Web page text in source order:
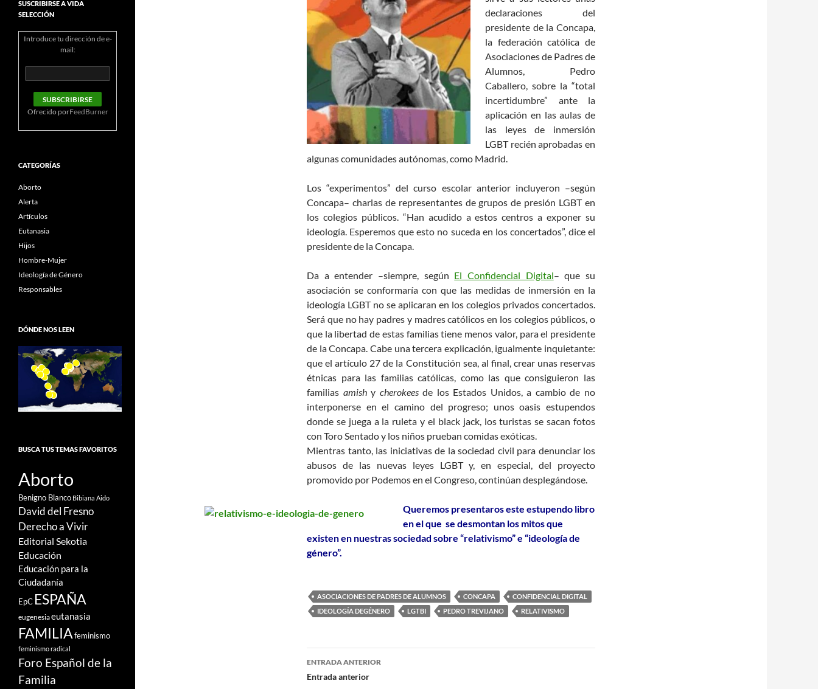
declaraciones del
presidente de la Concapa,
la federación católica de
Asociaciones de Padres de
Alumnos, Pedro
Caballero, sobre la “total
incertidumbre” ante la
aplicación en las aulas de
las leyes de inmersión
LGBT recién aprobadas en
algunas comunidades autónomas, como Madrid.
Los “experimentos” del curso escolar anterior incluyeron –según
Concapa– charlas de representantes de grupos de presión LGBT en
los colegios públicos. “Han acudido a estos centros a exponer su
ideología. Esperemos que esto no suceda en los concertados”, dice el
presidente de la Concapa.
Da a entender –siempre, según El Confidencial Digital– que su
asociación se conformaría con que las medidas de inmersión en la
ideología LGBT no se aplicaran en los colegios privados concertados.
Será que no hay padres y madres católicos en los colegios públicos, o
que la libertad de estas familias tiene menos valor, para el presidente
de la Concapa. Cabe una tercera explicación, igualmente inquietante:
que el artículo 27 de la Constitución sea, al final, crear unas reservas
étnicas para las familias católicas, como las que consiguieron las
familias amishy cherokeesde los Estados Unidos, a cambio de no
interponerse en el camino del progreso; unos oasis estupendos
donde se juega a la ruleta y el black jack, los turistas se sacan fotos
con Toro Sentado y los niños prueban comidas exóticas.
Mientras tanto, las iniciativas de la sociedad civil para denunciar los
abusos de las nuevas leyes LGBT y, en especial, del proyecto
promovido por Podemos en el Congreso, continúan desplegándose.
Queremos presentaros este estupendo libro
en el que se desmontan los mitos que
existen en nuestras sociedad sobre “relativismo” e “ideología de
género”.
ASOCIACIONES DE PADRES DE ALUMNOS CONCAPA
CONFIDENCIAL DIGITAL
IDEOLOGÍA DEGÉNERO
LGTBI PEDRO TREVIJANO RELATIVISMO
Navegación
de
ENTRADA ANTERIOR
Entrada anterior
SUSCRIBIRSE A VIDA
SELECCIÓN
Introduce tu dirección de e-
mail:
Ofrecido porFeedBurner
CATEGORÍAS
Aborto
Alerta
Artículos
Eutanasia
Hijos
Hombre-Mujer
Ideología de Género
Responsables
DÓNDE NOS LEEN
BUSCA TUS TEMAS FAVORITOS
Aborto
Benigno Blanco Bibiana Aido
David del Fresno
Derecho a Vivir
Editorial Sekotia
Educación
Educación para la
Ciudadanía
EpC ESPAÑA
eugenesiaeutanasia
FAMILIAfeminismo
feminismo radical
Foro Español de la
Familia